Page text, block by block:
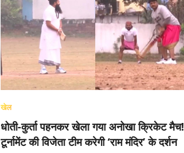
खेल
धोती-कुर्ता पहनकर खेला गया अनोखा क्रिकेट मैच!
टूर्नामेंट की विजेता टीम करेगी ‘राम मंदिर’ के दर्शन